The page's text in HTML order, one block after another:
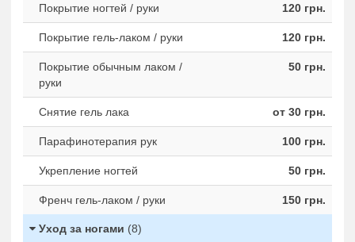
Покрытие ногтей / руки 120 грн.
Покрытие гель-лаком / руки 120 грн.
Покрытие обычным лаком /
руки
50 грн.
Снятие гель лака от 30 грн.
Парафинотерапия рук 100 грн.
Укрепление ногтей 50 грн.
Френч гель-лаком / руки 150 грн.
Уход за ногами (8)